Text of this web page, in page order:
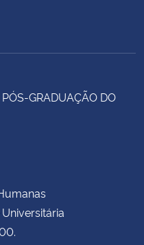
GRADUAÇÃO DO